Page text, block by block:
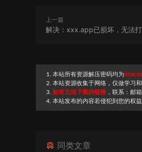
上一篇
解决：xxx.app已损坏，无法
1. 本站所有资源解压密码均为
2. 本站资源收集于网络，仅做学习
3. 如有无法下载的链接 ，联系：邮
4. 本站发布的内容若侵犯到您的权
同类文章